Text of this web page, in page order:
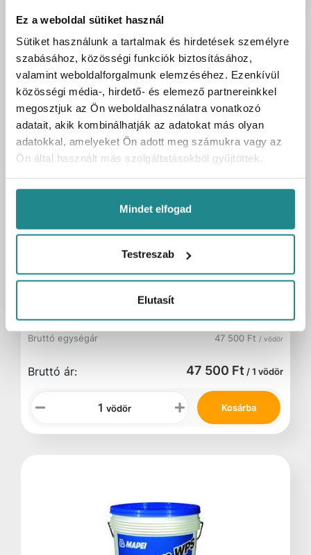
Ez a weboldal sütiket használ
Sütiket használunk a tartalmak és hirdetések személyre
szabásához, közösségi funkciók biztosításához,
valamint weboldalforgalmunk elemzéséhez. Ezenkívül
közösségi média-, hirdető- és elemező partnereinkkel
megosztjuk az Ön weboldalhasználatra vonatkozó
adatait, akik kombinálhatják az adatokat más olyan
adatokkal, amelyeket Ön adott meg számukra vagy az
Ön által használt más szolgáltatásokból gyűjtöttek.
Mindet elfogad
Testreszab
Elutasít
Raktáron: 3 vödör
Cemix 8110 Aquastop IN Folyékony fólia
beltéri 20 kg
Kartonmennyiség
1 vödör
Bruttó egységár
47 500 Ft / vödör
Bruttó ár: 47 500 Ft / 1 vödör
vödör Kosárba